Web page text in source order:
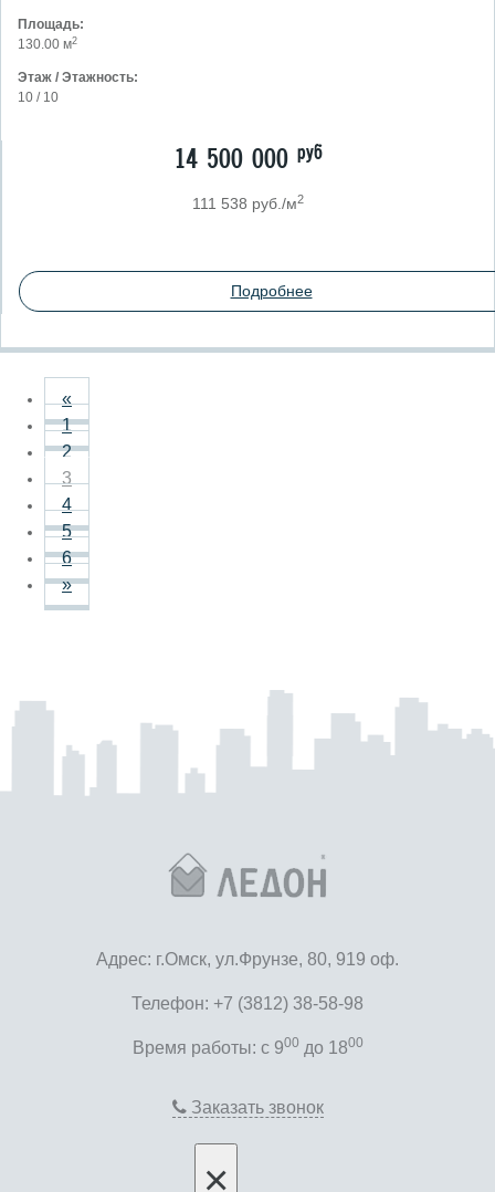
Площадь:
130.00 м2
Этаж / Этажность:
10 / 10
14 500 000 руб
111 538 руб./м2
Подробнее
«
1
2
3
4
5
6
»
Адрес: г.Омск, ул.Фрунзе, 80, 919 оф.
Телефон: +7 (3812) 38-58-98
Время работы: c 900 до 1800
Заказать звонок
×